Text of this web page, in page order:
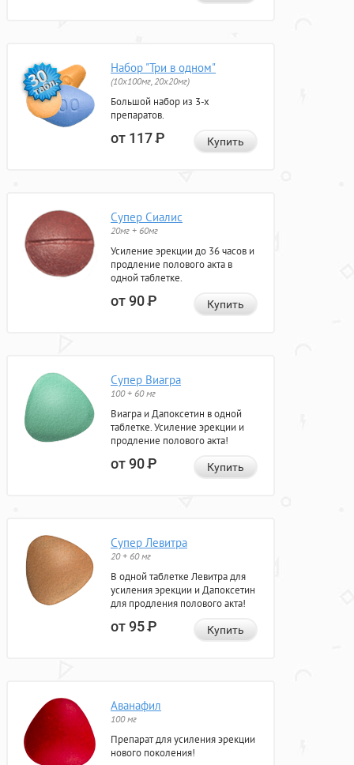
Набор "Три в одном"
(10x100мг, 20x20мг)
Большой набор из 3-х
препаратов.
от 117Р Купить
Супер Сиалис
20мг + 60мг
Усиление эрекции до 36 часов и
продление полового акта в
одной таблетке.
от 90Р Купить
Супер Виагра
100 + 60 мг
Виагра и Дапоксетин в одной
таблетке. Усиление эрекции и
продление полового акта!
от 90Р Купить
Супер Левитра
20 + 60 мг
В одной таблетке Левитра для
усиления эрекции и Дапоксетин
для продления полового акта!
от 95Р Купить
Аванафил
100 мг
Препарат для усиления эрекции
нового поколения!